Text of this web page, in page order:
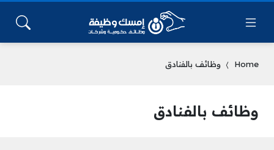
Home وظائف بالفنادق
وظائف بالفنادق